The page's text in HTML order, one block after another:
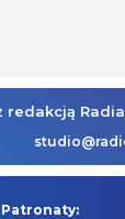
redakcją
Patronaty: